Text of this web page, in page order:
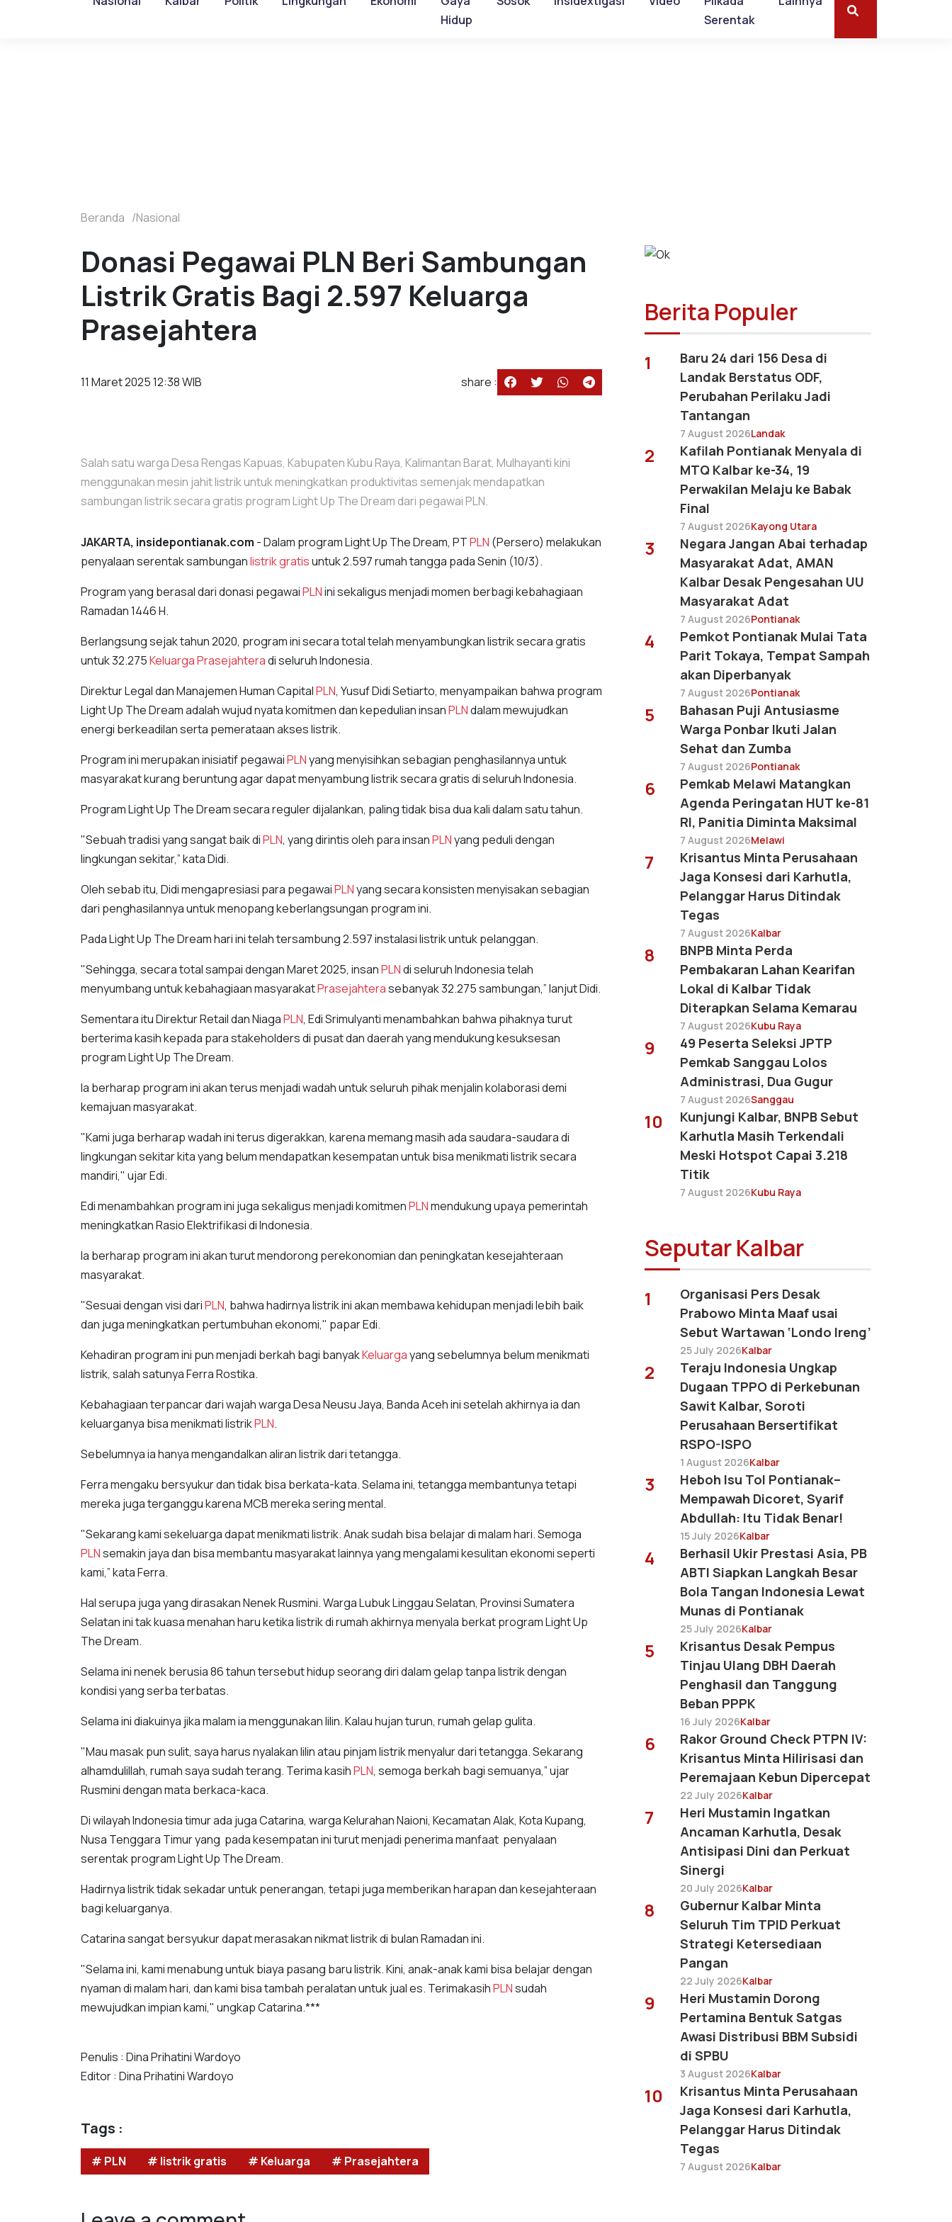
Hidup
Serentak
Beranda Nasional
Donasi Pegawai PLN Beri Sambungan
Listrik Gratis Bagi 2.597 Keluarga
Prasejahtera
11 Maret 2025 12:38 WIB share :
Salah satu warga Desa Rengas Kapuas, Kabupaten Kubu Raya, Kalimantan Barat, Mulhayanti kini
menggunakan mesin jahit listrik untuk meningkatkan produktivitas semenjak mendapatkan
sambungan listrik secara gratis program Light Up The Dream dari pegawai PLN.
JAKARTA, insidepontianak.com - Dalam program Light Up The Dream, PTPLN (Persero) melakukan
penyalaan serentak sambunganlistrik gratisuntuk 2.597 rumah tangga pada Senin (10/3).
Program yang berasal dari donasi pegawaiPLNini sekaligus menjadi momen berbagi kebahagiaan
Ramadan 1446 H.
Berlangsung sejak tahun 2020, program ini secara total telah menyambungkan listrik secara gratis
untuk 32.275KeluargaPrasejahteradi seluruh Indonesia.
Direktur Legal dan Manajemen Human CapitalPLN, Yusuf Didi Setiarto, menyampaikan bahwa program
Light Up The Dream adalah wujud nyata komitmen dan kepedulian insanPLNdalam mewujudkan
energi berkeadilan serta pemerataan akses listrik.
Program ini merupakan inisiatif pegawaiPLNyang menyisihkan sebagian penghasilannya untuk
masyarakat kurang beruntung agar dapat menyambung listrik secara gratis di seluruh Indonesia.
Program Light Up The Dream secara reguler dijalankan, paling tidak bisa dua kali dalam satu tahun.
"Sebuah tradisi yang sangat baik diPLN, yang dirintis oleh para insanPLNyang peduli dengan
lingkungan sekitar,” kata Didi.
Oleh sebab itu, Didi mengapresiasi para pegawaiPLNyang secara konsisten menyisakan sebagian
dari penghasilannya untuk menopang keberlangsungan program ini.
Pada Light Up The Dream hari ini telah tersambung 2.597 instalasi listrik untuk pelanggan.
"Sehingga, secara total sampai dengan Maret 2025, insanPLNdi seluruh Indonesia telah
menyumbang untuk kebahagiaan masyarakatPrasejahterasebanyak 32.275 sambungan,” lanjut Didi.
Sementara itu Direktur Retail dan NiagaPLN, Edi Srimulyanti menambahkan bahwa pihaknya turut
berterima kasih kepada para stakeholders di pusat dan daerah yang mendukung kesuksesan
program Light Up The Dream.
Ia berharap program ini akan terus menjadi wadah untuk seluruh pihak menjalin kolaborasi demi
kemajuan masyarakat.
"Kami juga berharap wadah ini terus digerakkan, karena memang masih ada saudara-saudara di
lingkungan sekitar kita yang belum mendapatkan kesempatan untuk bisa menikmati listrik secara
mandiri," ujar Edi.
Edi menambahkan program ini juga sekaligus menjadi komitmenPLNmendukung upaya pemerintah
meningkatkan Rasio Elektrifikasi di Indonesia.
Ia berharap program ini akan turut mendorong perekonomian dan peningkatan kesejahteraan
masyarakat.
"Sesuai dengan visi dariPLN, bahwa hadirnya listrik ini akan membawa kehidupan menjadi lebih baik
dan juga meningkatkan pertumbuhan ekonomi," papar Edi.
Kehadiran program ini pun menjadi berkah bagi banyakKeluargayang sebelumnya belum menikmati
listrik, salah satunya Ferra Rostika.
Kebahagiaan terpancar dari wajah warga Desa Neusu Jaya, Banda Aceh ini setelah akhirnya ia dan
keluarganya bisa menikmati listrikPLN.
Sebelumnya ia hanya mengandalkan aliran listrik dari tetangga.
Ferra mengaku bersyukur dan tidak bisa berkata-kata. Selama ini, tetangga membantunya tetapi
mereka juga terganggu karena MCB mereka sering mental.
"Sekarang kami sekeluarga dapat menikmati listrik. Anak sudah bisa belajar di malam hari. Semoga
PLNsemakin jaya dan bisa membantu masyarakat lainnya yang mengalami kesulitan ekonomi seperti
kami,” kata Ferra.
Hal serupa juga yang dirasakan Nenek Rusmini. Warga Lubuk Linggau Selatan, Provinsi Sumatera
Selatan ini tak kuasa menahan haru ketika listrik di rumah akhirnya menyala berkat program Light Up
The Dream.
Selama ini nenek berusia 86 tahun tersebut hidup seorang diri dalam gelap tanpa listrik dengan
kondisi yang serba terbatas.
Selama ini diakuinya jika malam ia menggunakan lilin. Kalau hujan turun, rumah gelap gulita.
"Mau masak pun sulit, saya harus nyalakan lilin atau pinjam listrik menyalur dari tetangga. Sekarang
alhamdulillah, rumah saya sudah terang. Terima kasihPLN, semoga berkah bagi semuanya,” ujar
Rusmini dengan mata berkaca-kaca.
Di wilayah Indonesia timur ada juga Catarina, warga Kelurahan Naioni, Kecamatan Alak, Kota Kupang,
Nusa Tenggara Timur yang pada kesempatan ini turut menjadi penerima manfaat penyalaan
serentak program Light Up The Dream.
Hadirnya listrik tidak sekadar untuk penerangan, tetapi juga memberikan harapan dan kesejahteraan
bagi keluarganya.
Catarina sangat bersyukur dapat merasakan nikmat listrik di bulan Ramadan ini.
"Selama ini, kami menabung untuk biaya pasang baru listrik. Kini, anak-anak kami bisa belajar dengan
nyaman di malam hari, dan kami bisa tambah peralatan untuk jual es. TerimakasihPLNsudah
mewujudkan impian kami," ungkap Catarina.***
Penulis : Dina Prihatini Wardoyo
Editor : Dina Prihatini Wardoyo
Tags :
# PLN # listrik gratis # Keluarga # Prasejahtera
Berita Populer
1
Baru 24 dari 156 Desa di
Landak Berstatus ODF,
Perubahan Perilaku Jadi
Tantangan
7 August 2026Landak
2
Kafilah Pontianak Menyala di
MTQ Kalbar ke-34, 19
Perwakilan Melaju ke Babak
Final
7 August 2026Kayong Utara
3
Negara Jangan Abai terhadap
Masyarakat Adat, AMAN
Kalbar Desak Pengesahan UU
Masyarakat Adat
7 August 2026Pontianak
4
Pemkot Pontianak Mulai Tata
Parit Tokaya, Tempat Sampah
akan Diperbanyak
7 August 2026Pontianak
5
Bahasan Puji Antusiasme
Warga Ponbar Ikuti Jalan
Sehat dan Zumba
7 August 2026Pontianak
6
Pemkab Melawi Matangkan
Agenda Peringatan HUT ke-81
RI, Panitia Diminta Maksimal
7 August 2026Melawi
7
Krisantus Minta Perusahaan
Jaga Konsesi dari Karhutla,
Pelanggar Harus Ditindak
Tegas
7 August 2026Kalbar
8
BNPB Minta Perda
Pembakaran Lahan Kearifan
Lokal di Kalbar Tidak
Diterapkan Selama Kemarau
7 August 2026Kubu Raya
9
49 Peserta Seleksi JPTP
Pemkab Sanggau Lolos
Administrasi, Dua Gugur
7 August 2026Sanggau
10
Kunjungi Kalbar, BNPB Sebut
Karhutla Masih Terkendali
Meski Hotspot Capai 3.218
Titik
7 August 2026Kubu Raya
Seputar Kalbar
1
Organisasi Pers Desak
Prabowo Minta Maaf usai
Sebut Wartawan ‘Londo Ireng’
25 July 2026Kalbar
2
Teraju Indonesia Ungkap
Dugaan TPPO di Perkebunan
Sawit Kalbar, Soroti
Perusahaan Bersertifikat
RSPO-ISPO
1 August 2026Kalbar
3
Heboh Isu Tol Pontianak–
Mempawah Dicoret, Syarif
Abdullah: Itu Tidak Benar!
15 July 2026Kalbar
4
Berhasil Ukir Prestasi Asia, PB
ABTI Siapkan Langkah Besar
Bola Tangan Indonesia Lewat
Munas di Pontianak
25 July 2026Kalbar
5
Krisantus Desak Pempus
Tinjau Ulang DBH Daerah
Penghasil dan Tanggung
Beban PPPK
16 July 2026Kalbar
6
Rakor Ground Check PTPN IV:
Krisantus Minta Hilirisasi dan
Peremajaan Kebun Dipercepat
22 July 2026Kalbar
7
Heri Mustamin Ingatkan
Ancaman Karhutla, Desak
Antisipasi Dini dan Perkuat
Sinergi
20 July 2026Kalbar
8
Gubernur Kalbar Minta
Seluruh Tim TPID Perkuat
Strategi Ketersediaan
Pangan
22 July 2026Kalbar
9
Heri Mustamin Dorong
Pertamina Bentuk Satgas
Awasi Distribusi BBM Subsidi
di SPBU
3 August 2026Kalbar
10
Krisantus Minta Perusahaan
Jaga Konsesi dari Karhutla,
Pelanggar Harus Ditindak
Tegas
7 August 2026Kalbar